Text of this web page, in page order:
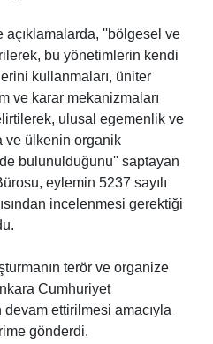
açıklamalarda, ''bölgesel ve
bu yönetimlerin kendi
kullanmaları, üniter
ve karar mekanizmaları
ulusal egemenlik ve
ve ülkenin organik
bulunulduğunu'' saptayan
eylemin 5237 sayılı
incelenmesi gerektiği
terör ve organize
Cumhuriyet
devam ettirilmesi amacıyla
gönderdi.